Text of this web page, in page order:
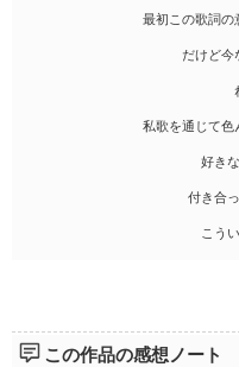
最初この歌詞の
だけど今
私歌を通じて色
好き
付き合
こう
この作品の感想ノート